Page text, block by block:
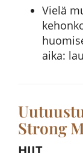
Vielä
aika:
Strong